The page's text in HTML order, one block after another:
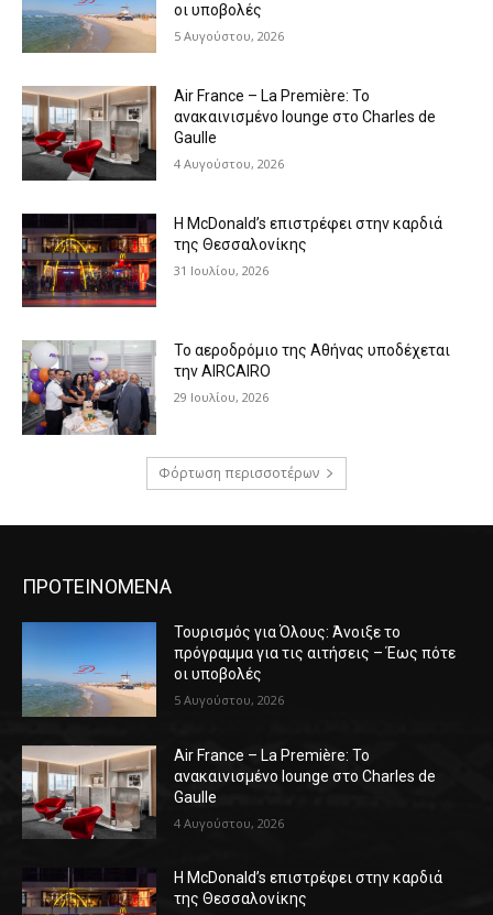
οι υποβολές
5 Αυγούστου, 2026
Air France – La Première: Το
ανακαινισμένο lounge στο Charles de
Gaulle
4 Αυγούστου, 2026
Η McDonald’s επιστρέφει στην καρδιά
της Θεσσαλονίκης
31 Ιουλίου, 2026
Το αεροδρόμιο της Αθήνας υποδέχεται
την AIRCAIRO
29 Ιουλίου, 2026
Φόρτωση περισσοτέρων
ΠΡΟΤΕΙΝΟΜΕΝΑ
Τουρισμός για Όλους: Άνοιξε το
πρόγραμμα για τις αιτήσεις – Έως πότε
οι υποβολές
5 Αυγούστου, 2026
Air France – La Première: Το
ανακαινισμένο lounge στο Charles de
Gaulle
4 Αυγούστου, 2026
Η McDonald’s επιστρέφει στην καρδιά
της Θεσσαλονίκης